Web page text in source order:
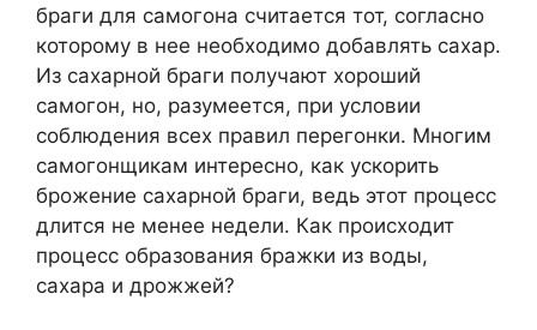
браги для самогона считается тот, согласно
которому в нее необходимо добавлять сахар.
Из сахарной браги получают хороший
самогон, но, разумеется, при условии
соблюдения всех правил перегонки. Многим
самогонщикам интересно, как ускорить
брожение сахарной браги, ведь этот процесс
длится не менее недели. Как происходит
процесс образования бражки из воды,
сахара и дрожжей?